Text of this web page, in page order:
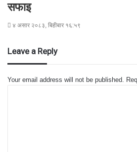
सफाइ
४ असार २०८३, बिहीबार १६:५९
Leave a Reply
Your email address will not be published.